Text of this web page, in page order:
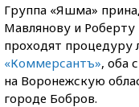
Группа «Яшма»
Мавлянову и
проходят процедуру
«Коммерсантъ», оба
на Воронежскую
городе Бобров.